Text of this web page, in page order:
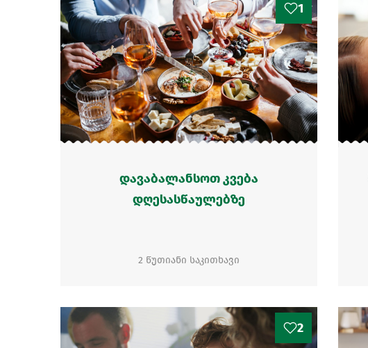
1
დავაბალანსოთ კვება
დღესასწაულებზე
2 წუთიანი საკითხავი
2